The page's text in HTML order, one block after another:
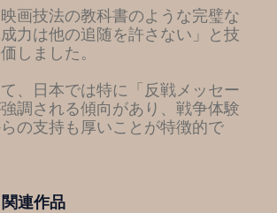
画技法の教科書のような完璧な
力は他の追随を許さない」と技
しました。
、日本では特に「反戦メッセー
調される傾向があり、戦争体験
の支持も厚いことが特徴的で
連作品